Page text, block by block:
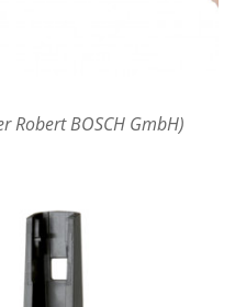
Robert BOSCH GmbH)